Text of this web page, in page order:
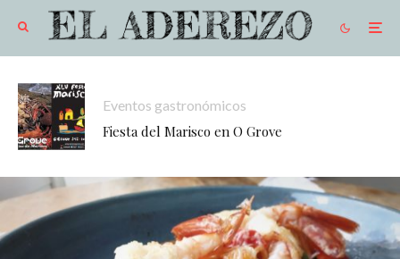
Eventos gastronómicos
Fiesta del Marisco en O Grove